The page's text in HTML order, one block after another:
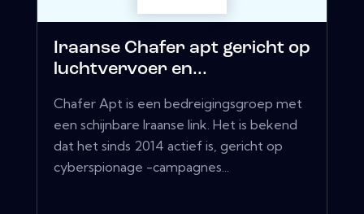
Iraanse Chafer apt gericht op
luchtvervoer en...
Chafer Apt is een bedreigingsgroep met
een schijnbare Iraanse link. Het is bekend
dat het sinds 2014 actief is, gericht op
cyberspionage -campagnes...